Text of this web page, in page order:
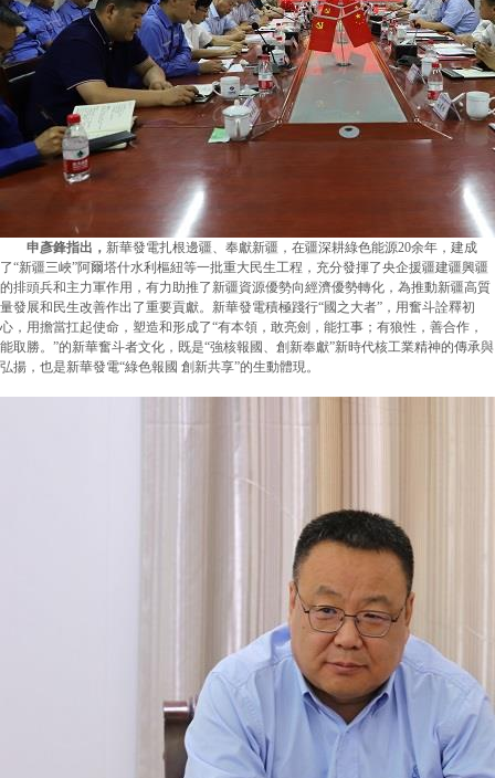
申彥鋒指出， 新華發電扎根邊疆、奉獻新疆，在疆深耕綠色能源20余年，建成
了“新疆三峽”阿爾塔什水利樞紐等一批重大民生工程，充分發揮了央企援疆建疆興疆
的排頭兵和主力軍作用，有力助推了新疆資源優勢向經濟優勢轉化，為推動新疆高質
量發展和民生改善作出了重要貢獻。新華發電積極踐行“國之大者”，用奮斗詮釋初
心，用擔當扛起使命，塑造和形成了“有本領，敢亮劍，能扛事；有狼性，善合作，
能取勝。”的新華奮斗者文化，既是“強核報國、創新奉獻”新時代核工業精神的傳承與
弘揚，也是新華發電“綠色報國 創新共享”的生動體現。